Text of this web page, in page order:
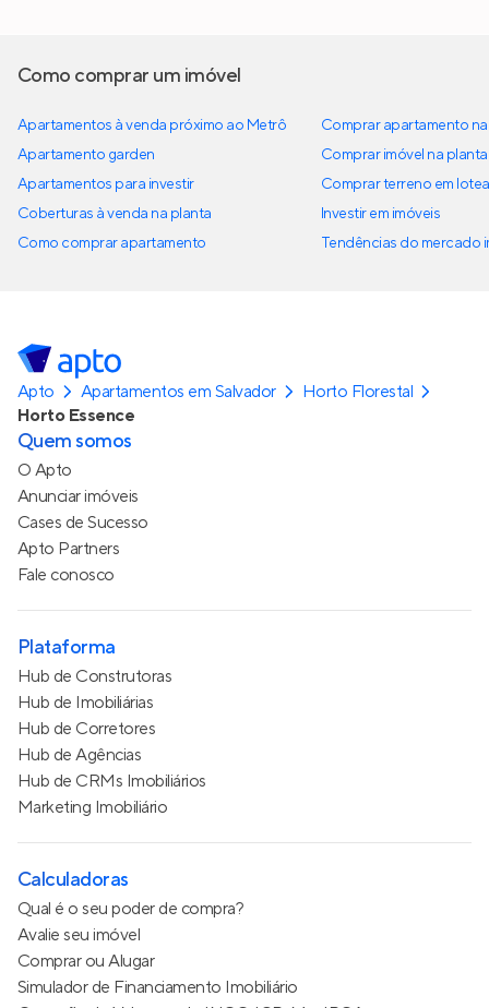
Como comprar um imóvel
Apartamentos à venda próximo ao Metrô
Apartamento garden
Apartamentos para investir
Coberturas à venda na planta
Como comprar apartamento
Comprar apartamento
Comprar imóvel na planta
Comprar terreno em
Investir em imóveis
Tendências do mercado
Apto Apartamentos em Salvador
Horto Florestal
Horto Essence
Quem somos
O Apto
Anunciar imóveis
Cases de Sucesso
Apto Partners
Fale conosco
Plataforma
Hub de Construtoras
Hub de Imobiliárias
Hub de Corretores
Hub de Agências
Hub de CRMs Imobiliários
Marketing Imobiliário
Calculadoras
Qual é o seu poder de compra?
Avalie seu imóvel
Comprar ou Alugar
Simulador de Financiamento Imobiliário